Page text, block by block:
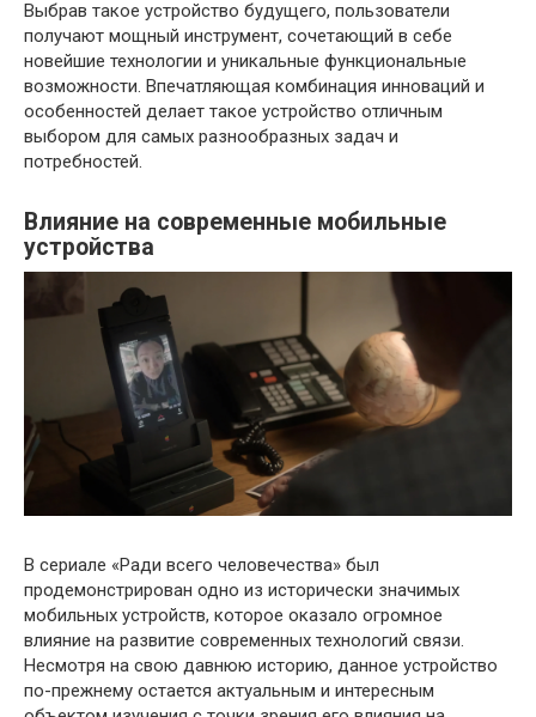
Выбрав такое устройство будущего, пользователи
получают мощный инструмент, сочетающий в себе
новейшие технологии и уникальные функциональные
возможности. Впечатляющая комбинация инноваций и
особенностей делает такое устройство отличным
выбором для самых разнообразных задач и
потребностей.
Влияние на современные мобильные
устройства
В сериале «Ради всего человечества» был
продемонстрирован одно из исторически значимых
мобильных устройств, которое оказало огромное
влияние на развитие современных технологий связи.
Несмотря на свою давнюю историю, данное устройство
по-прежнему остается актуальным и интересным